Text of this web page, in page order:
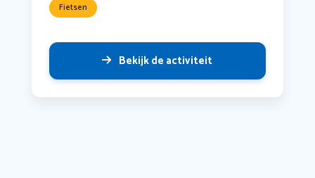
Fietsen
Bekijk de activiteit